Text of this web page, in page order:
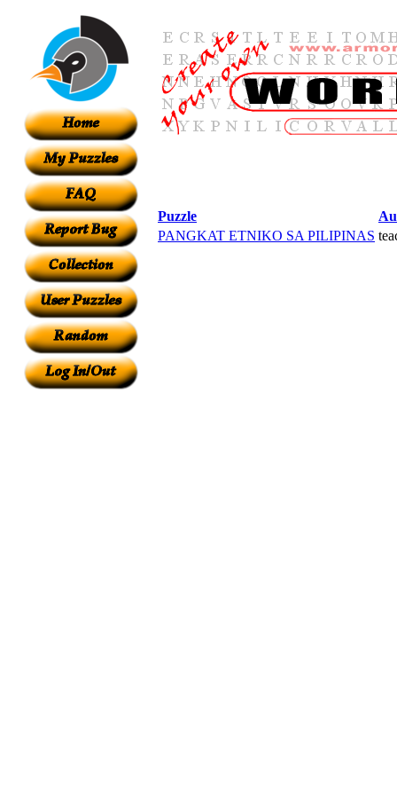
Puzzle
PANGKAT ETNIKO SA PILIPINAS